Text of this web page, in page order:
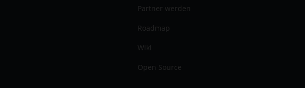
Partner werden
Roadmap
Wiki
Open Source